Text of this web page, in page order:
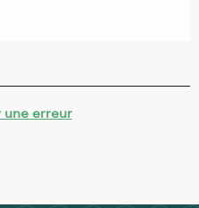
une erreur